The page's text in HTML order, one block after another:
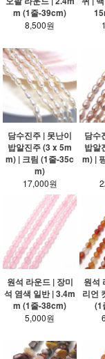
m (1줄-39cm)
8,500원
담수진주 | 못난이
밥알진주 (3 x 5m
m) | 크림 (1줄-35c
m)
17,000원
담수
밥알
m) |
원석 라운드 | 장미
석 염색 일반 | 3.4m
m (1줄-38cm)
5,000원
원석
리언
(1